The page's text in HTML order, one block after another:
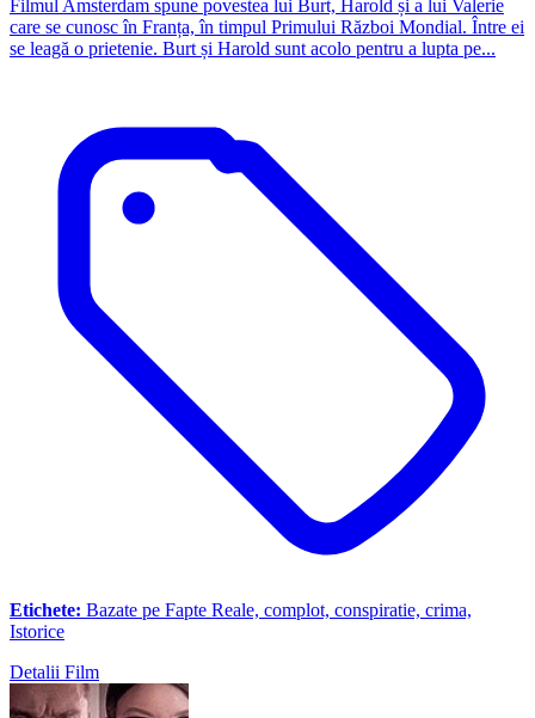
Filmul Amsterdam spune povestea lui Burt, Harold și a lui Valerie
care se cunosc în Franța, în timpul Primului Război Mondial. Între ei
se leagă o prietenie. Burt și Harold sunt acolo pentru a lupta pe...
Etichete: Bazate pe Fapte Reale, complot, conspiratie, crima,
Istorice
Detalii Film